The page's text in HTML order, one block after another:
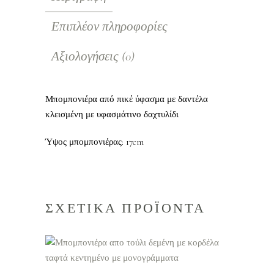
Επιπλέον πληροφορίες
Αξιολογήσεις (0)
Μπομπονιέρα από πικέ ύφασμα με δαντέλα
κλεισμένη με υφασμάτινο δαχτυλίδι
Ύψος μπομπονιέρας: 17cm
ΣΧΕΤΙΚΑ ΠΡΟΪΟΝΤΑ
ΠΡΟΣΘΗΚΗ ΣΤΟ